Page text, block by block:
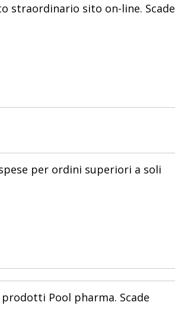
straordinario sito on-line. Scade
per ordini superiori a soli
Pool pharma. Scade